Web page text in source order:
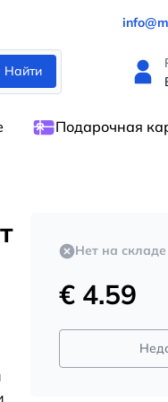
Найти
Подарочная
Нет на складе
€ 4.59